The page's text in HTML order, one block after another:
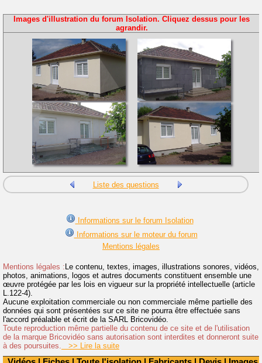
Images d'illustration du forum Isolation. Cliquez dessus pour les
agrandir.
Liste des questions
Informations sur le forum Isolation
Informations sur le moteur du forum
Mentions légales
Mentions légales : Le contenu, textes, images, illustrations sonores, vidéos,
photos, animations, logos et autres documents constituent ensemble une
œuvre protégée par les lois en vigueur sur la propriété intellectuelle (article
L.122-4).
Aucune exploitation commerciale ou non commerciale même partielle des
données qui sont présentées sur ce site ne pourra être effectuée sans
l'accord préalable et écrit de la SARL Bricovidéo.
Toute reproduction même partielle du contenu de ce site et de l'utilisation
de la marque Bricovidéo sans autorisation sont interdites et donneront suite
à des poursuites. >> Lire la suite